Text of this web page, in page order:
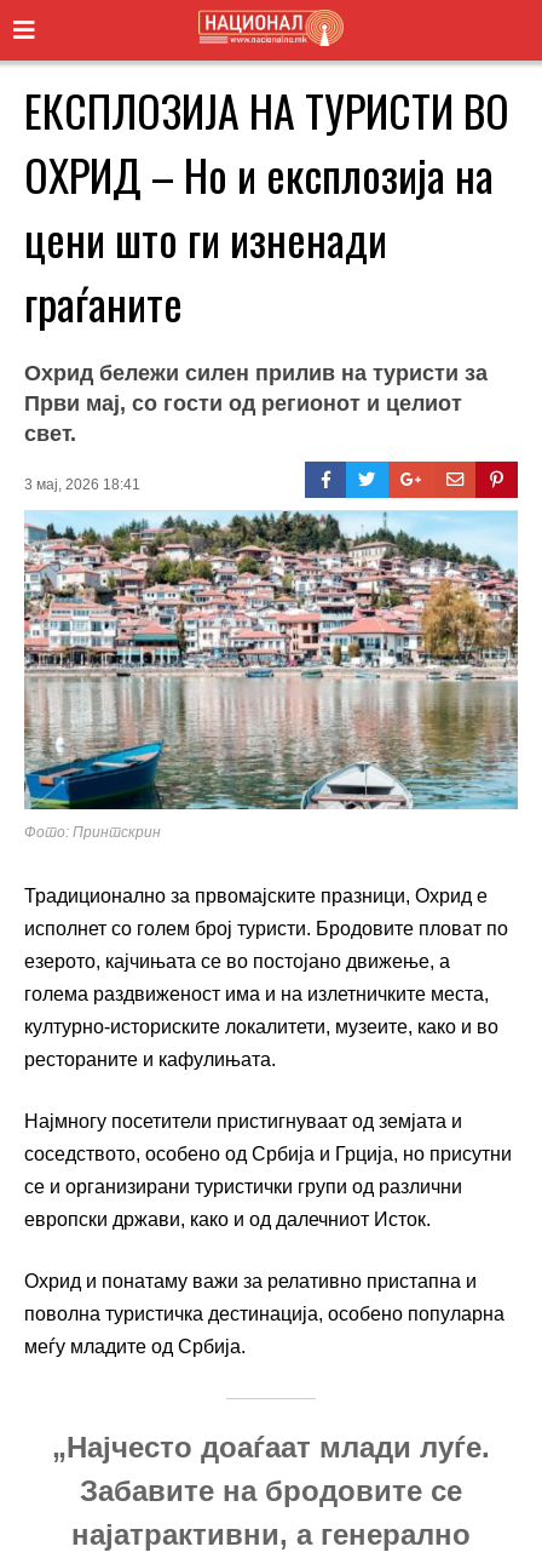
ЕКСПЛОЗИЈА НА ТУРИСТИ ВО
ОХРИД – Но и експлозија на
цени што ги изненади
граѓаните
Охрид бележи силен прилив на туристи за
Први мај, со гости од регионот и целиот
свет.
3 мај, 2026 18:41
Фото: Принтскрин
Традиционално за првомајските празници, Охрид е
исполнет со голем број туристи. Бродовите пловат по
езерото, кајчињата се во постојано движење, а
голема раздвиженост има и на излетничките места,
културно-историските локалитети, музеите, како и во
рестораните и кафулињата.
Најмногу посетители пристигнуваат од земјата и
соседството, особено од Србија и Грција, но присутни
се и организирани туристички групи од различни
европски држави, како и од далечниот Исток.
Охрид и понатаму важи за релативно пристапна и
поволна туристичка дестинација, особено популарна
меѓу младите од Србија.
„Најчесто доаѓаат млади луѓе.
Забавите на бродовите се
најатрактивни, а генерално